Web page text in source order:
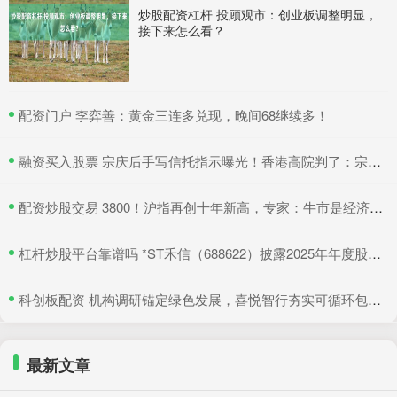
炒股配资杠杆 投顾观市：创业板调整明显，
接下来怎么看？
​配资门户 李弈善：黄金三连多兑现，晚间68继续多！
​融资买入股票 宗庆后手写信托指示曝光！香港高院判了：宗馥莉暂不得挪动汇丰账户资产
​配资炒股交易 3800！沪指再创十年新高，专家：牛市是经济增长重要引擎
​杠杆炒股平台靠谱吗 *ST禾信（688622）披露2025年年度股东会决议公告，5月22日股价上涨3.33%
​科创板配资 机构调研锚定绿色发展，喜悦智行夯实可循环包装行业优势
最新文章